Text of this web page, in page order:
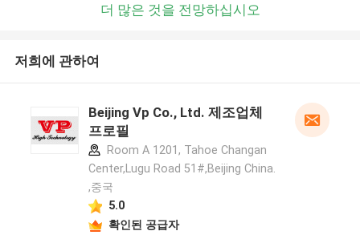
더 많은 것을 전망하십시오
저희에 관하여
Beijing Vp Co., Ltd. 제조업체
프로필
Room A 1201, Tahoe Changan
Center,Lugu Road 51#,Beijing China.
,중국
5.0
확인된 공급자